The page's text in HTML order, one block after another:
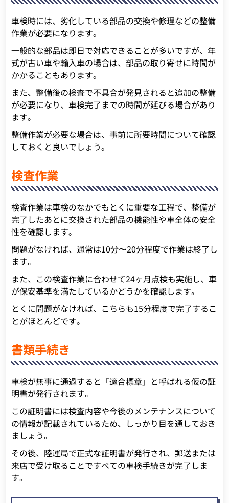
車検時には、劣化している部品の交換や修理などの整備
作業が必要になります。
一般的な部品は即日で対応できることが多いですが、年
式が古い車や輸入車の場合は、部品の取り寄せに時間が
かかることもあります。
また、整備後の検査で不具合が発見されると追加の整備
が必要になり、車検完了までの時間が延びる場合があり
ます。
整備作業が必要な場合は、事前に所要時間について確認
しておくと良いでしょう。
検査作業
検査作業は車検のなかでもとくに重要な工程で、整備が
完了したあとに交換された部品の機能性や車全体の安全
性を確認します。
問題がなければ、通常は10分〜20分程度で作業は終了し
ます。
また、この検査作業に合わせて24ヶ月点検も実施し、車
が保安基準を満たしているかどうかを確認します。
とくに問題がなければ、こちらも15分程度で完了するこ
とがほとんどです。
書類手続き
車検が無事に通過すると「適合標章」と呼ばれる仮の証
明書が発行されます。
この証明書には検査内容や今後のメンテナンスについて
の情報が記載されているため、しっかり目を通しておき
ましょう。
その後、陸運局で正式な証明書が発行され、郵送または
来店で受け取ることですべての車検手続きが完了しま
す。